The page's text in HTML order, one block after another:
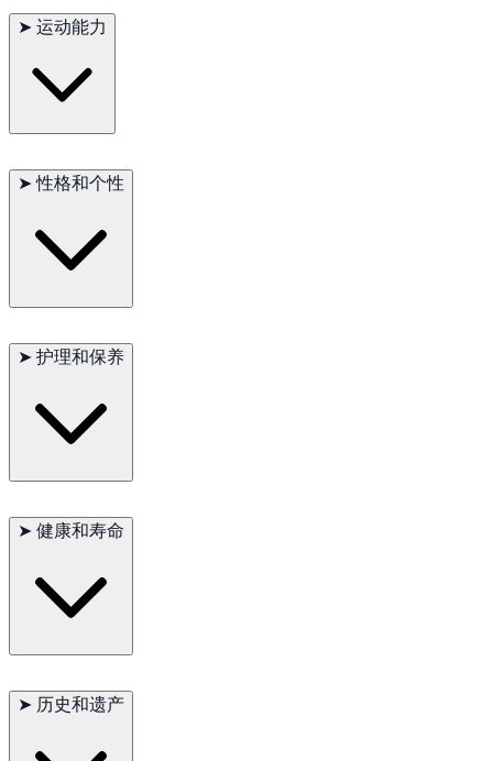
➤ 运动能力
伐覆盖地面。它们的速度不如较小的犬种，但拥有保护牲畜所需
➤ 性格和个性
其忠诚，并且非常具有保护性。它们对陌生人持保留态度，但对
动物和人适当地互动至关重要。
➤ 护理和保养
适合公寓生活，最适合有大院子的家庭。定期锻炼，包括散步和
结并保持清洁。
➤ 健康和寿命
次要健康问题：肘关节发育不良，心脏疾病
建议测试：髋关节、肘关节、心脏、甲状腺
➤ 历史和遗产